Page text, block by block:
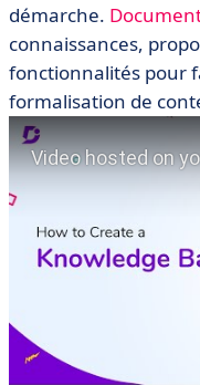
démarche.
connaissances,
fonctionnalités pour
formalisation de